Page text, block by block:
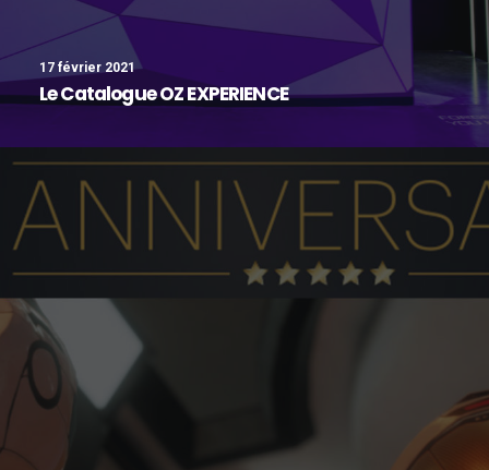
17 février 2021
Le Catalogue OZ EXPERIENCE